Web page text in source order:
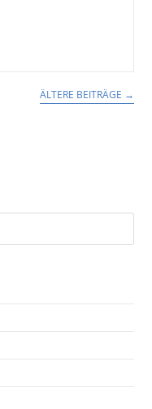
ÄLTERE BEITRÄGE →